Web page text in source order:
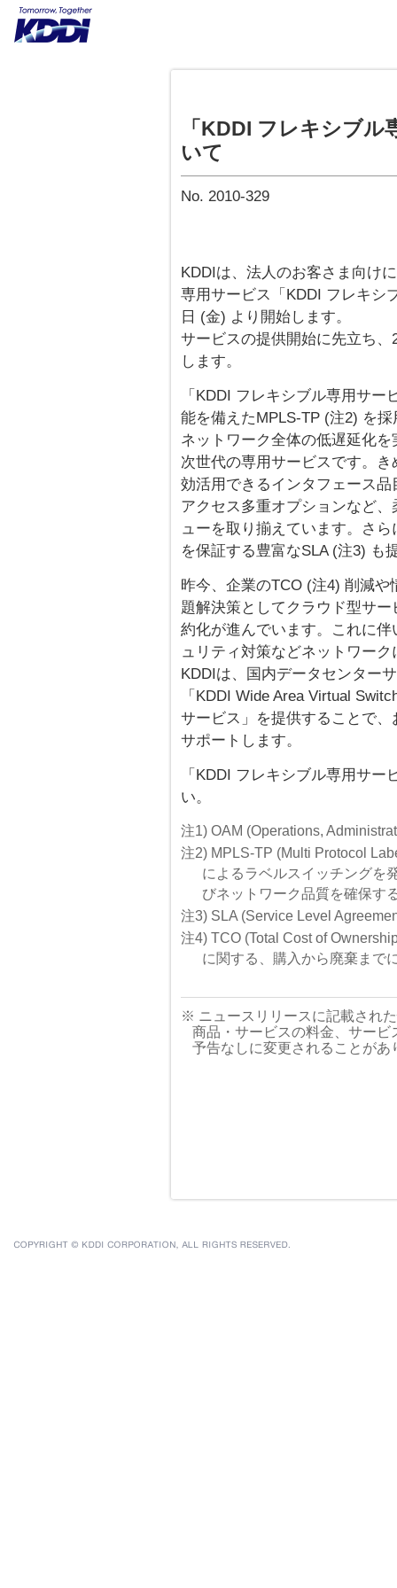
「KDDI フレキシブ
いて
No. 2010-329
KDDIは、法人のお客さま向け
専用サービス「KDDI フレキシ
日 (金) より開始します。
サービスの提供開始に先立ち
します。
「KDDI フレキシブル専用サ
能を備えたMPLS-TP (注2) を
ネットワーク全体の低遅延化
次世代の専用サービスです。
効活用できるインタフェース
アクセス多重オプションなど
ューを取り揃えています。さ
を保証する豊富なSLA (注3) も
昨今、企業のTCO (注4) 削減
題解決策としてクラウド型サ
約化が進んでいます。これに
ュリティ対策などネットワー
KDDIは、国内データセンター
「KDDI Wide Area Virtual
サービス」を提供することで
サポートします。
「KDDI フレキシブル専用サー
い。
注1) OAM (Operations,
注2) MPLS-TP (Multi Protocol
によるラベルスイッチングを
びネットワーク品質を確保す
注3) SLA (Service Level
注4) TCO (Total Cost of
に関する、購入から廃棄まで
※ ニュースリリースに記載され
商品・サービスの料金、サー
予告なしに変更されることが